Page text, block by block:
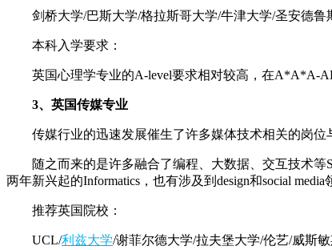
剑桥大学/巴斯大学/格拉斯哥大学/牛津大学/圣安德鲁
本科入学要求：
英国心理学专业的A-level要求相对较高，在A*A*A-
3、英国传媒专业
传媒行业的迅速发展催生了许多媒体技术相关的岗位
随之而来的是许多融合了编程、大数据、交互技术等
两年新兴起的Informatics，也有涉及到design和social media
推荐英国院校：
UCL/利兹大学/谢菲尔德大学/拉夫堡大学/伦艺/威斯